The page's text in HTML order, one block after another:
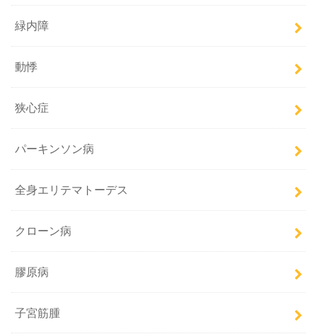
緑内障
動悸
狭心症
パーキンソン病
全身エリテマトーデス
クローン病
膠原病
子宮筋腫